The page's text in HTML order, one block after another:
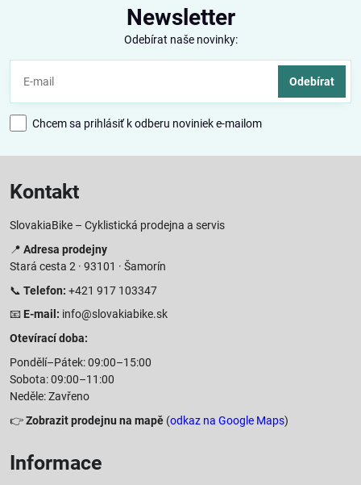
Newsletter
Odebírat naše novinky:
Odebírat
Chcem sa prihlásiť k odberu noviniek e-mailom
Kontakt
SlovakiaBike – Cyklistická prodejna a servis
📍 Adresa prodejny
Stará cesta 2 · 93101 · Šamorín
📞 Telefon: +421 917 103347
📧 E-mail: info@slovakiabike.sk
Otevírací doba:
Pondělí–Pátek: 09:00–15:00
Sobota: 09:00–11:00
Neděle: Zavřeno
👉Zobrazit prodejnu na mapě (odkaz na Google Maps)
Informace